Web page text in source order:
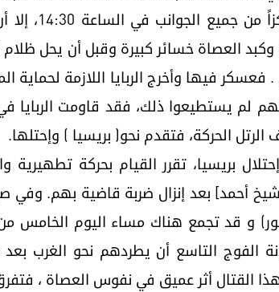
هدفها،
العصاة خسائر كبيرة وقبل أن يحل
. فعسكر فيها وأخرج الربايا اللازمة
إنهم لم يستطيعوا ذلك، فقد قاومت
الحركة، فتقدم نحو( بريسيا ) وإحتلها.
أن تم إحتلال بريسيا، تقرر القيام
الشيخ أحمد] بعد إنزال ضربة قاضية بهم.
و قد تجمع هناك مساء اليوم
الفوج التاسع أن يطردهم نحو الغرب